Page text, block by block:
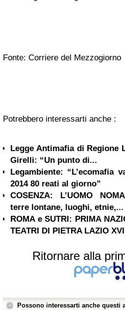
Fonte: Corriere del Mezzogiorno
Potrebbero interessarti anche :
Legge Antimafia di Regione
Girelli: “Un punto di...
Legambiente: “L’ecomafia
2014 80 reati al giorno”
COSENZA: L’UOMO
terre lontane, luoghi, etnie,...
ROMA e SUTRI: PRIMA
TEATRI DI PIETRA LAZIO
Ritornare alla
Possono interessarti anche questi